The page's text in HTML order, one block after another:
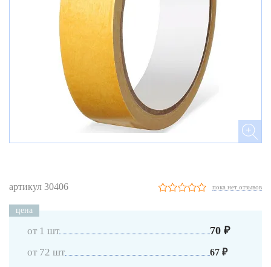
артикул 30406 пока нет отзывов
цена
от 1 шт 70 ₽
от 72 шт 67 ₽